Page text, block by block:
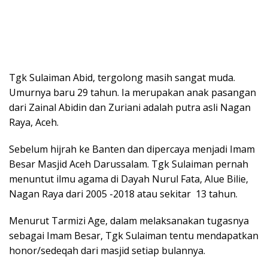
Tgk Sulaiman Abid, tergolong masih sangat muda.
Umurnya baru 29 tahun. Ia merupakan anak pasangan
dari Zainal Abidin dan Zuriani adalah putra asli Nagan
Raya, Aceh.
Sebelum hijrah ke Banten dan dipercaya menjadi Imam
Besar Masjid Aceh Darussalam. Tgk Sulaiman pernah
menuntut ilmu agama di Dayah Nurul Fata, Alue Bilie,
Nagan Raya dari 2005 -2018 atau sekitar 13 tahun.
Menurut Tarmizi Age, dalam melaksanakan tugasnya
sebagai Imam Besar, Tgk Sulaiman tentu mendapatkan
honor/sedeqah dari masjid setiap bulannya.